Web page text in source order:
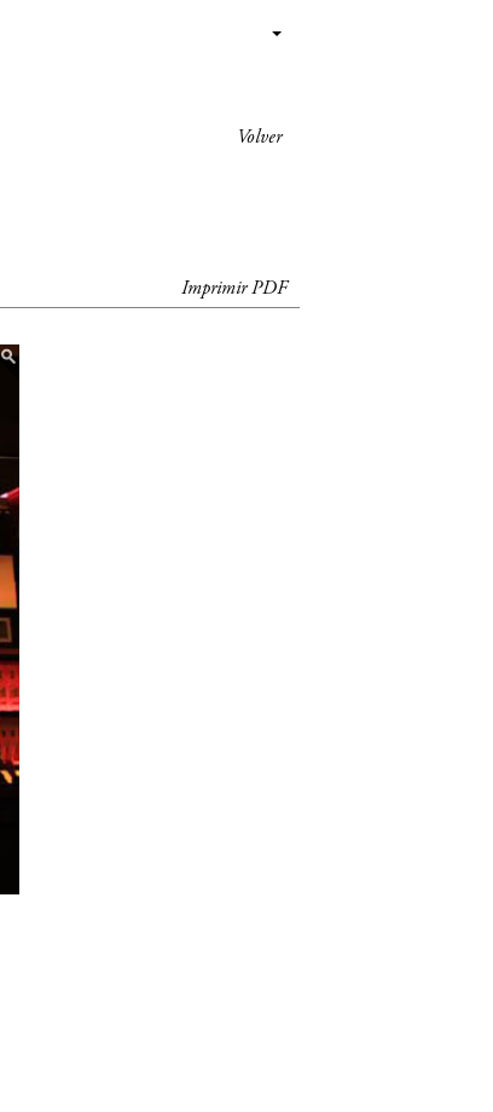
Volver
Imprimir PDF